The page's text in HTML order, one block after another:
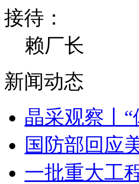
接待：
赖厂长
新闻动态
晶采观察丨
国防部回应
一批重大工